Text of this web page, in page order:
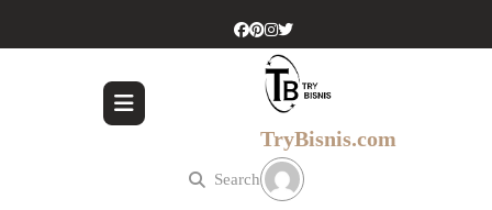
TryBisnis.com
Search